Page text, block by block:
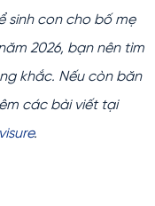
sinh con cho bố mẹ
2026, bạn nên tìm
khắc. Nếu còn băn
các bài viết tại
.